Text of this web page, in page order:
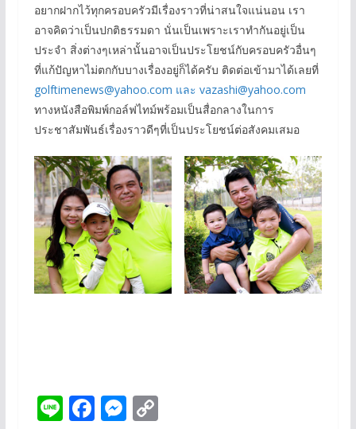
อยากฝากไว้ทุกครอบครัวมีเรื่องราวที่น่าสนใจแน่นอน เรา
อาจคิดว่าเป็นปกติธรรมดา นั่นเป็นเพราะเราทำกันอยู่เป็น
ประจำ สิ่งต่างๆเหล่านั้นอาจเป็นประโยชน์กับครอบครัวอื่นๆ
ที่แก้ปัญหาไม่ตกกับบางเรื่องอยู่ก็ได้ครับ ติดต่อเข้ามาได้เลยที่
golftimenews@yahoo.com และ vazashi@yahoo.com
ทางหนังสือพิมพ์กอล์ฟไทม์พร้อมเป็นสื่อกลางในการ
ประชาสัมพันธ์เรื่องราวดีๆที่เป็นประโยชน์ต่อสังคมเสมอ
Li F M C